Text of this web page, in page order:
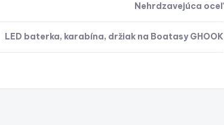
Nehrdzavejúca oceľ
LED baterka, karabína, držiak na Boatasy GHOOK